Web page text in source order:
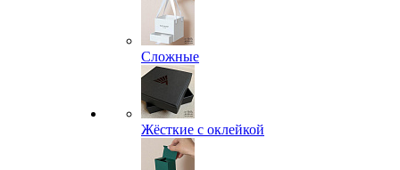
Сложные
Жёсткие с оклейкой